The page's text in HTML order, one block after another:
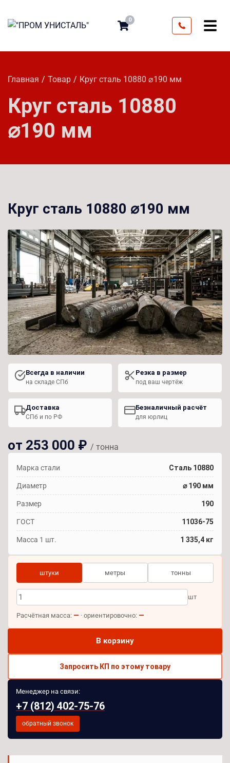
0
Главная Товар Круг сталь 10880 ⌀190 мм
Круг сталь 10880
⌀190 мм
Круг сталь 10880 ⌀190 мм
Всегда в наличии
на складе СПб
Резка в размер
под ваш чертёж
Доставка
СПб и по РФ
Безналичный расчёт
для юрлиц
от 253 000 ₽ / тонна
Марка стали Сталь 10880
Диаметр ⌀ 190 мм
Размер 190
ГОСТ 11036-75
Масса 1 шт. 1 335,4 кг
штуки метры тонны
шт
Расчётная масса: — · ориентировочно: —
В корзину
Запросить КП по этому товару
Менеджер на связи:
+7 (812) 402-75-76
обратный звонок